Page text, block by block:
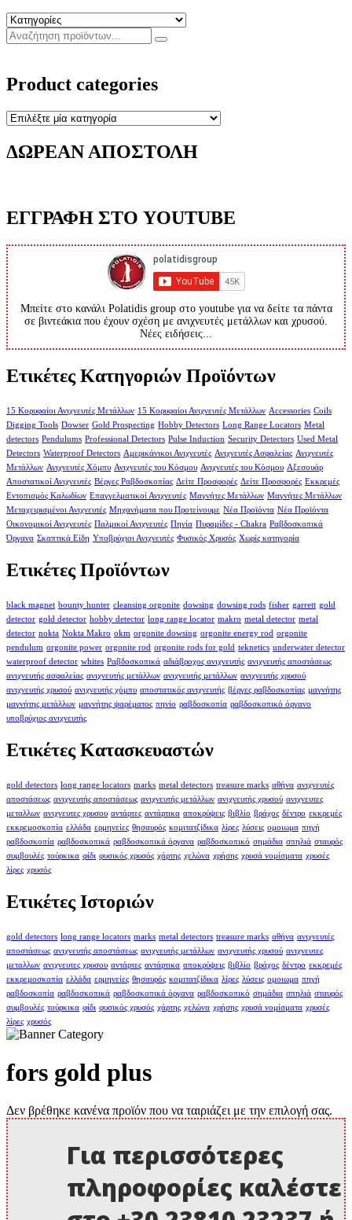
Product categories
ΔΩΡΕΑΝ ΑΠΟΣΤΟΛΗ
ΕΓΓΡΑΦΗ ΣΤΟ YOUTUBE
Μπείτε στο κανάλι Polatidis group στο youtube για να δείτε τα πάντα
σε βιντεάκια που έχουν σχέση με ανιχνευτές μετάλλων και χρυσού.
Νέες ειδήσεις...
Ετικέτες Κατηγοριών Προϊόντων
15 Κορυφαίοι Ανιχνευτές Μετάλλων 15 Κορυφαίοι Ανιχνευτές Μετάλλων Accessories Coils
Digging Tools Dowser Gold Prospecting Hobby Detectors Long Range Locators Metal
detectors Pendulums Professional Detectors Pulse Induction Security Detectors Used Metal
Detectors Waterproof Detectors Αμερικάνικοι Ανιχνευτές Ανιχνευτές Ασφαλείας Ανιχνευτές
Μετάλλων Ανιχνευτές Χόμπυ Ανιχνευτές του Κόσμου Ανιχνευτές του Κόσμου Αξεσουάρ
Αποστατικοί Ανιχνευτές Βέργες Ραβδοσκοπίας Δείτε Προσφορές Δείτε Προσφορές Εκκρεμές
Εντοπισμός Καλωδίων Επαγγελματικοί Ανιχνευτές Μαγνήτες Μετάλλων Μαγνήτες Μετάλλων
Μεταχειρισμένοι Ανιχνευτές Μηχανήματα που Προτείνουμε Νέα Προϊόντα Νέα Προϊόντα
Οικονομικοί Ανιχνευτές Παλμικοί Ανιχνευτές Πηνία Πυραμίδες - Chakra Ραβδοσκοπικά
Όργανα Σκαπτικά Είδη Υποβρύχιοι Ανιχνευτές Φυσικός Χρυσός Χωρίς κατηγορία
Ετικέτες Προϊόντων
black magnet bounty hunter cleansing orgonite dowsing dowsing rods fisher garrett gold
detector gold detector hobby detector long range locator makro metal detector metal
detector nokta Nokta Makro okm orgonite dowsing orgonite energy rod orgonite
pendulum orgonite power orgonite rod orgonite rods for gold teknetics underwater detector
waterproof detector whites Ραβδοσκοπικά αδιάβροχος ανιχνευτής ανιχνευτής αποστάσεως
ανιχνευτής ασφαλείας ανιχνευτής μετάλλων ανιχνευτής μετάλλων ανιχνευτής χρυσού
ανιχνευτής χρυσού ανιχνευτής χόμπυ αποστατικός ανιχνευτής βέργες ραβδοσκοπίας μαγνήτης
μαγνήτης μετάλλων μαγνήτης ψαρέματος πηνίο ραβδοσκοπία ραβδοσκοπικό όργανο
υποβρύχιος ανιχνευτής
Ετικέτες Κατασκευαστών
gold detectors long range locators marks metal detectors treasure marks αθήνα ανιχνευτές
αποστάσεως ανιχνευτής αποστάσεως ανιχνευτής μετάλλων ανιχνευτής χρυσού ανιχνευτες
μεταλλων ανιχνευτες χρυσου αντάρτες αντάρτικα αποκρύψεις βιβλίο βράχος δέντρο εκκρεμές
εκκρεμοσκοπία ελλάδα ερμηνείες θησαυρός κομιτατζίδικα λίρες λύσεις ομοιωμα πηγή
ραβδοσκοπία ραβδοσκοπικά ραβδοσκοπικά όργανα ραβδοσκοπικό σημάδια σπηλιά σταυρός
συμβουλές τούρκικα φίδι φυσικός χρυσός χάρτης χελώνα χρήσης χρυσά νομίσματα χρυσές
λίρες χρυσός
Ετικέτες Ιστοριών
gold detectors long range locators marks metal detectors treasure marks αθήνα ανιχνευτές
αποστάσεως ανιχνευτής αποστάσεως ανιχνευτής μετάλλων ανιχνευτής χρυσού ανιχνευτες
μεταλλων ανιχνευτες χρυσου αντάρτες αντάρτικα αποκρύψεις βιβλίο βράχος δέντρο εκκρεμές
εκκρεμοσκοπία ελλάδα ερμηνείες θησαυρός κομιτατζίδικα λίρες λύσεις ομοιωμα πηγή
ραβδοσκοπία ραβδοσκοπικά ραβδοσκοπικά όργανα ραβδοσκοπικό σημάδια σπηλιά σταυρός
συμβουλές τούρκικα φίδι φυσικός χρυσός χάρτης χελώνα χρήσης χρυσά νομίσματα χρυσές
λίρες χρυσός
fors gold plus
Δεν βρέθηκε κανένα προϊόν που να ταιριάζει με την επιλογή σας.
Για περισσότερες
πληροφορίες καλέστε